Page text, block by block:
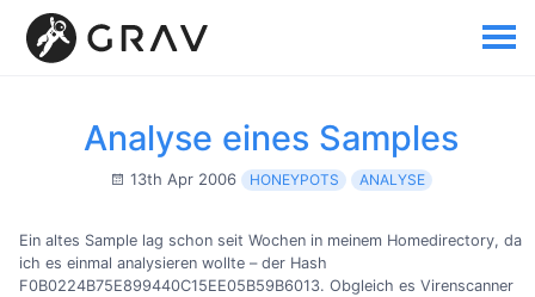
Analyse eines Samples
13th Apr 2006 HONEYPOTS ANALYSE
Ein altes Sample lag schon seit Wochen in meinem Homedirectory, da
ich es einmal analysieren wollte – der Hash
F0B0224B75E899440C15EE05B59B6013. Obgleich es Virenscanner